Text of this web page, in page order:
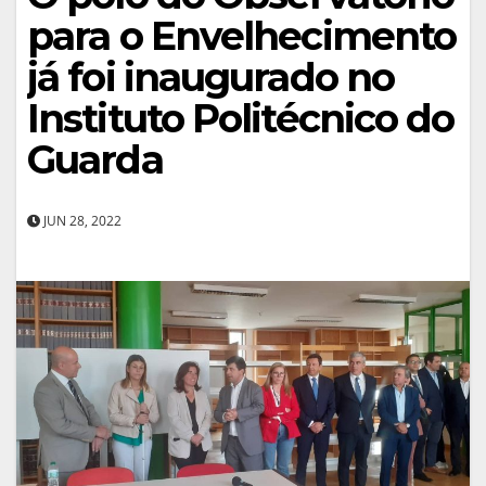
para o Envelhecimento
já foi inaugurado no
Instituto Politécnico do
Guarda
JUN 28, 2022